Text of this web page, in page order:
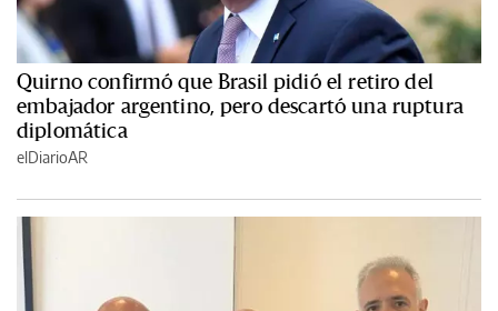
Quirno confirmó que Brasil pidió el retiro del
embajador argentino, pero descartó una ruptura
diplomática
elDiarioAR